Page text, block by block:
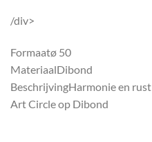
/div>
Formaatø 50
MateriaalDibond
BeschrijvingHarmonie en rust
Art Circle op Dibond